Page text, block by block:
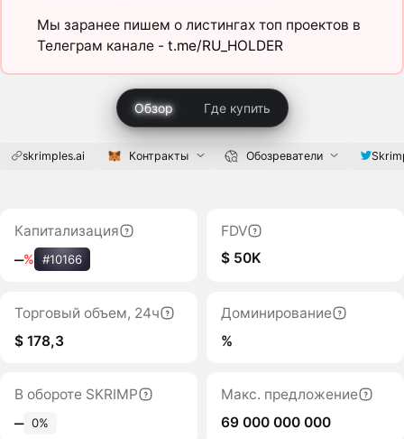
Мы заранее пишем о листингах топ проектов в
Телеграм канале - t.me/RU_HOLDER
Обзор Где купить
skrimples.ai Контракты Обозреватели
Капитализация
‒% #10166
FDV
$ 50K
Торговый объем, 24ч
$ 178,3
Доминирование
%
В обороте SKRIMP
‒ 0%
Макс. предложение
69 000 000 000